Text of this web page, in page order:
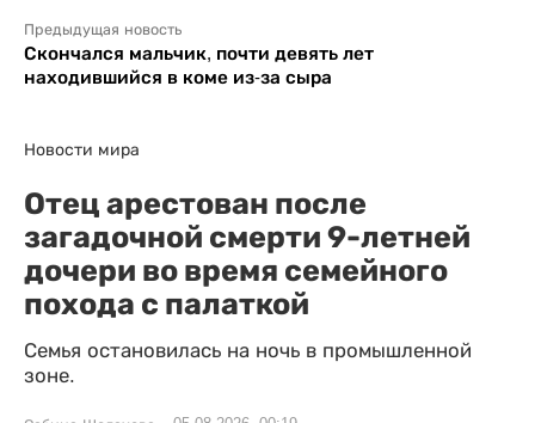
Предыдущая новость
Скончался мальчик, почти девять лет
находившийся в коме из-за сыра
Новости мира
Отец арестован после
загадочной смерти 9-летней
дочери во время семейного
похода с палаткой
Семья остановилась на ночь в промышленной
зоне.